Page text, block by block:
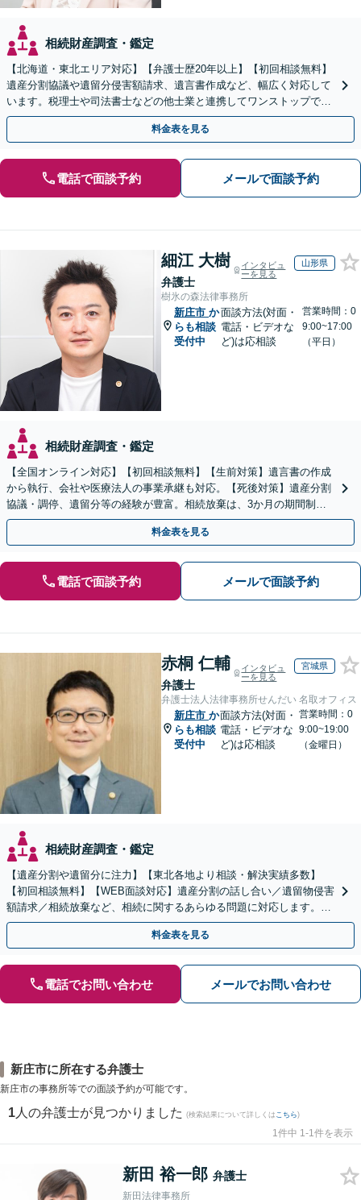
相続財産調査・鑑定
【北海道・東北エリア対応】【弁護士歴20年以上】【初回相談無料】
遺産分割協議や遺留分侵害額請求、遺言書作成など、幅広く対応して
います。税理士や司法書士などの他士業と連携してワンストップでの
解決が可能です。ぜひご相談ください。
料金表を見る
電話で面談予約 メールで面談予約
細江 大樹
弁護士
インタビュ
ーを見る
山形県
樹氷の森法律事務所
新庄市 か
らも相談
受付中
面談方法(対面・
電話・ビデオな
ど)は応相談
営業時間：0
9:00~17:00
（平日）
相続財産調査・鑑定
【全国オンライン対応】【初回相談無料】【生前対策】遺言書の作成
から執行、会社や医療法人の事業承継も対応。【死後対策】遺産分割
協議・調停、遺留分等の経験が豊富。相続放棄は、3か月の期間制限
があるため、お早めにご相談ください。【無料駐車場あり】
料金表を見る
電話で面談予約 メールで面談予約
赤桐 仁輔
弁護士
インタビュ
ーを見る
宮城県
弁護士法人法律事務所せんだい 名取オフィス
新庄市 か
らも相談
受付中
面談方法(対面・
電話・ビデオな
ど)は応相談
営業時間：0
9:00~19:00
（金曜日）
相続財産調査・鑑定
【遺産分割や遺留分に注力】【東北各地より相談・解決実績多数】
【初回相談無料】【WEB面談対応】遺産分割の話し合い／遺留物侵害
額請求／相続放棄など、相続に関するあらゆる問題に対応します。ご
事情やご意向を丁寧にお聞きし、有利な解決を目指します
料金表を見る
電話でお問い合わせ メールでお問い合わせ
新庄市に所在する弁護士
新庄市の事務所等での面談予約が可能です。
1 人の弁護士が見つかりました (検索結果について詳しくは こちら)
1件中 1-1件を表示
新田 裕一郎 弁護士
新田法律事務所